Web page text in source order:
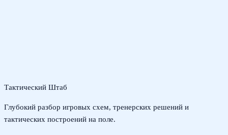
Тактический Штаб
Глубокий разбор игровых схем, тренерских решений и
тактических построений на поле.